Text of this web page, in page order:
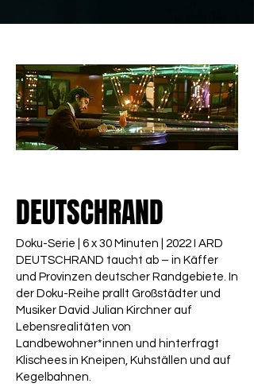
DEUTSCHRAND
Doku-Serie | 6 x 30 Minuten | 2022 I ARD
DEUTSCHRAND taucht ab – in Käffer
und Provinzen deutscher Randgebiete. In
der Doku-Reihe prallt Großstädter und
Musiker David Julian Kirchner auf
Lebensrealitäten von
Landbewohner*innen und hinterfragt
Klischees in Kneipen, Kuhställen und auf
Kegelbahnen.